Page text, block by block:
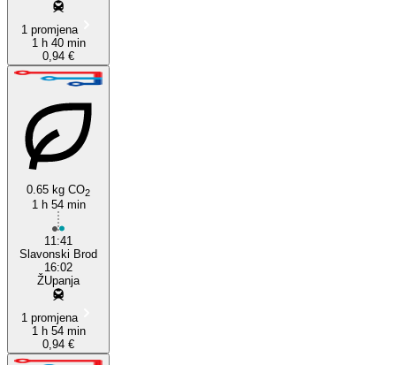
1 promjena
1 h 40 min
0,94 €
0.65 kg CO2
1 h 54 min
11:41
Slavonski Brod
16:02
ŽUpanja
1 promjena
1 h 54 min
0,94 €